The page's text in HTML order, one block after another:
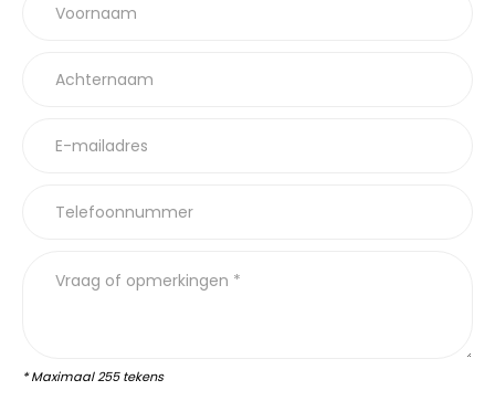
Voornaam
Achternaam
E-mailadres
Telefoonnummer
Vraag of opmerkingen *
* Maximaal 255 tekens